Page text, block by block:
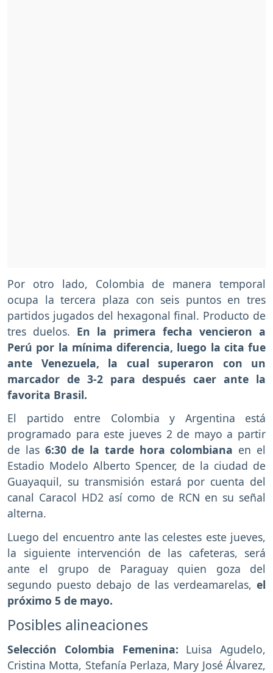
Por otro lado, Colombia de manera temporal
ocupa la tercera plaza con seis puntos en tres
partidos jugados del hexagonal final. Producto de
tres duelos. En la primera fecha vencieron a
Perú por la mínima diferencia, luego la cita fue
ante Venezuela, la cual superaron con un
marcador de 3-2 para después caer ante la
favorita Brasil.
El partido entre Colombia y Argentina está
programado para este jueves 2 de mayo a partir
de las 6:30 de la tarde hora colombiana en el
Estadio Modelo Alberto Spencer, de la ciudad de
Guayaquil, su transmisión estará por cuenta del
canal Caracol HD2 así como de RCN en su señal
alterna.
Luego del encuentro ante las celestes este jueves,
la siguiente intervención de las cafeteras, será
ante el grupo de Paraguay quien goza del
segundo puesto debajo de las verdeamarelas, el
próximo 5 de mayo.
Posibles alineaciones
Selección Colombia Femenina: Luisa Agudelo,
Cristina Motta, Stefanía Perlaza, Mary José Álvarez,